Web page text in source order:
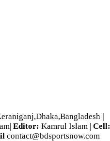
ম্যাচসহ আজকের খেলা (২
|
Editor: Kamrul Islam | Cell:
contact@bdsportsnow.com